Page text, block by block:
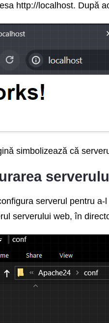
http://localhost. După
simbolizează că
serverul pentru
serverului web, în